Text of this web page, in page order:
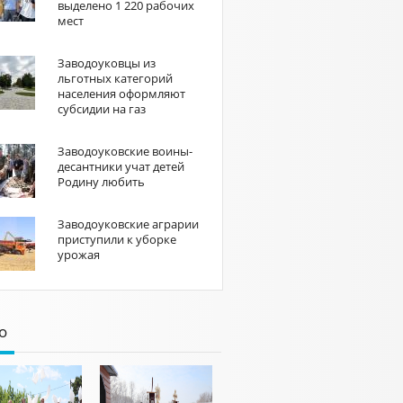
выделено 1 220 рабочих
мест
Заводоуковцы из
льготных категорий
населения оформляют
субсидии на газ
Заводоуковские воины-
десантники учат детей
Родину любить
Заводоуковские аграрии
приступили к уборке
урожая